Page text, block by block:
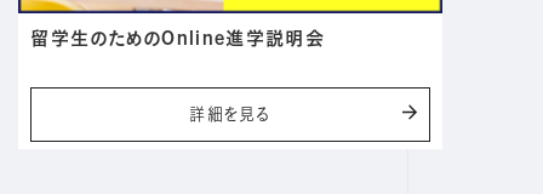
留学生のためのOnline進学説明会
詳細を見る